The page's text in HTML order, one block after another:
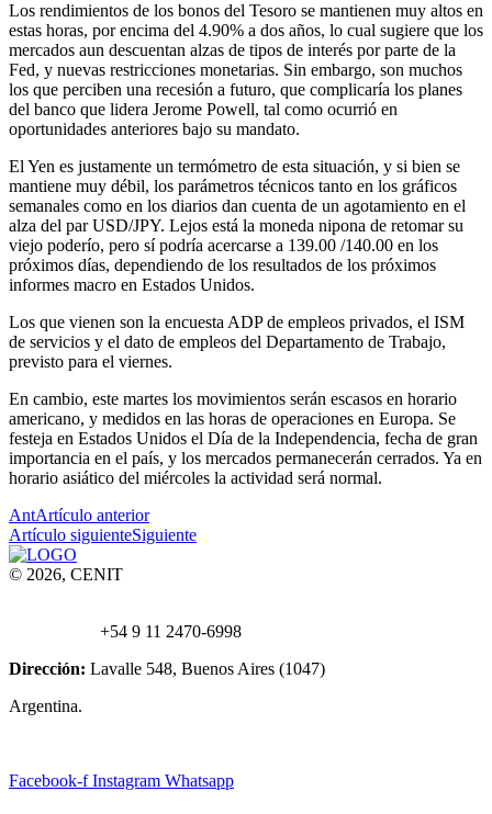
Los rendimientos de los bonos del Tesoro se mantienen muy altos en
estas horas, por encima del 4.90% a dos años, lo cual sugiere que los
mercados aun descuentan alzas de tipos de interés por parte de la
Fed, y nuevas restricciones monetarias. Sin embargo, son muchos
los que perciben una recesión a futuro, que complicaría los planes
del banco que lidera Jerome Powell, tal como ocurrió en
oportunidades anteriores bajo su mandato.
El Yen es justamente un termómetro de esta situación, y si bien se
mantiene muy débil, los parámetros técnicos tanto en los gráficos
semanales como en los diarios dan cuenta de un agotamiento en el
alza del par USD/JPY. Lejos está la moneda nipona de retomar su
viejo poderío, pero sí podría acercarse a 139.00 /140.00 en los
próximos días, dependiendo de los resultados de los próximos
informes macro en Estados Unidos.
Los que vienen son la encuesta ADP de empleos privados, el ISM
de servicios y el dato de empleos del Departamento de Trabajo,
previsto para el viernes.
En cambio, este martes los movimientos serán escasos en horario
americano, y medidos en las horas de operaciones en Europa. Se
festeja en Estados Unidos el Día de la Independencia, fecha de gran
importancia en el país, y los mercados permanecerán cerrados. Ya en
horario asiático del miércoles la actividad será normal.
AntArtículo anterior
Artículo siguienteSiguiente
© 2026, CENIT
+54 9 11 2470-6998
Dirección: Lavalle 548, Buenos Aires (1047)
Argentina.
Facebook-f Instagram Whatsapp